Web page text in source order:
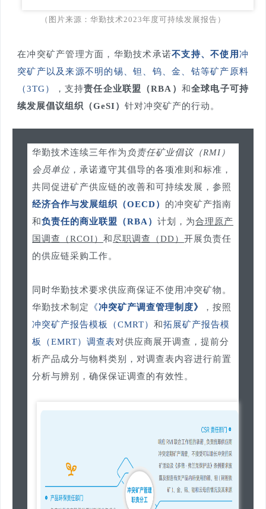
（图片来源：华勤技术2023年度可持续发展报告）
在冲突矿产管理方面，华勤技术承诺不支持、不使用冲
突矿产以及来源不明的锡、钽、钨、金、钴等矿产原料
（3TG）
，支持责任企业联盟（RBA） 和全球电子可持
续发展倡议组织（GeSI） 针对冲突矿产的行动。
华勤技术连续三年作为 负责任矿业倡议（RMI）
会员单位 ，承诺遵守其倡导的各项准则和标准，
共同促进矿产供应链的改善和可持续发展，参照
经济合作与发展组织（OECD） 的冲突矿产指南
和负责任的商业联盟（RBA） 计划，为合理原产
国调查（RCOI） 和尽职调查（DD） 开展负责任
的供应链采购工作。
同时华勤技术要求供应商保证不使用冲突矿物。
华勤技术制定
《冲突矿产调查管理制度》
，按照
冲突矿产报告模板（CMRT） 和拓展矿产报告模
板（EMRT）调查表对供应商展开调查，提前分
析产品成分与物料类别，对调查表内容进行前置
分析与辨别，确保保证调查的有效性。